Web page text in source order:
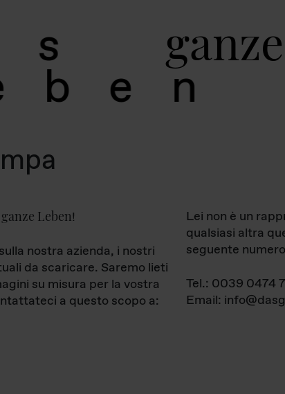
s ganz
b e
Leben!
nostra azienda, i nostri
da scaricare. Saremo lieti
su misura per la vostra
a questo scopo a:
Lei non è un
qualsiasi altra
seguente
Tel.: 0039 0474
Email: